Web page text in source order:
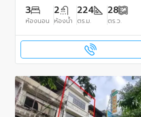
3
ห้องนอน
2
ห้องน้ำ
224
ตร.ม.
28
ตร.ว.